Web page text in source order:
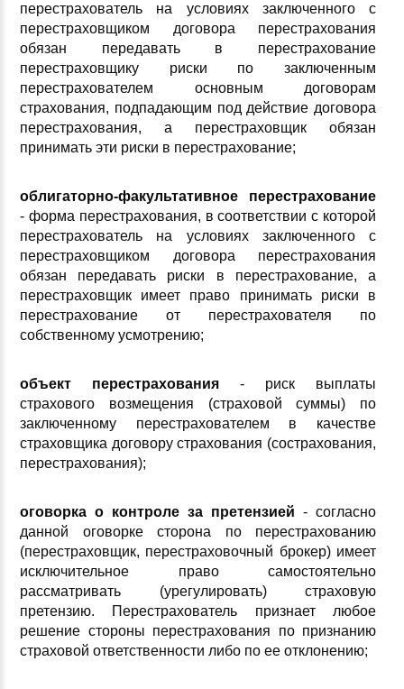
перестрахователь на условиях заключенного с
перестраховщиком договора перестрахования
обязан передавать в перестрахование
перестраховщику риски по заключенным
перестрахователем основным договорам
страхования, подпадающим под действие договора
перестрахования, а перестраховщик обязан
принимать эти риски в перестрахование;
облигаторно-факультативное перестрахование
- форма перестрахования, в соответствии с которой
перестрахователь на условиях заключенного с
перестраховщиком договора перестрахования
обязан передавать риски в перестрахование, а
перестраховщик имеет право принимать риски в
перестрахование от перестрахователя по
собственному усмотрению;
объект перестрахования - риск выплаты
страхового возмещения (страховой суммы) по
заключенному перестрахователем в качестве
страховщика договору страхования (сострахования,
перестрахования);
оговорка о контроле за претензией - согласно
данной оговорке сторона по перестрахованию
(перестраховщик, перестраховочный брокер) имеет
исключительное право самостоятельно
рассматривать (урегулировать) страховую
претензию. Перестрахователь признает любое
решение стороны перестрахования по признанию
страховой ответственности либо по ее отклонению;